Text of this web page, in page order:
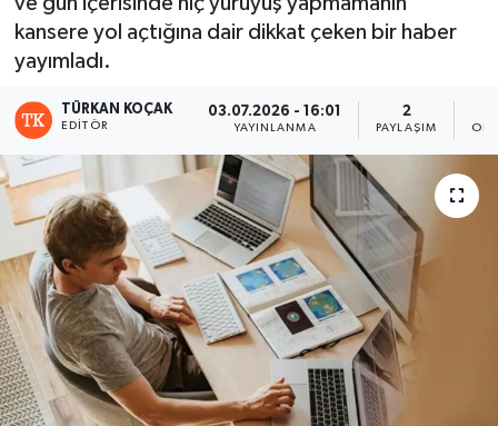
kansere yol açtığına dair dikkat çeken bir haber
yayımladı.
TÜRKAN KOÇAK
EDITÖR
03.07.2026 - 16:01
YAYINLANMA
2
PAYLAŞIM